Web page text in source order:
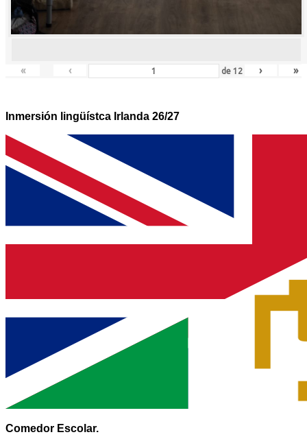
« ‹ de 12 › »
Inmersión lingüístca Irlanda 26/27
Comedor Escolar.